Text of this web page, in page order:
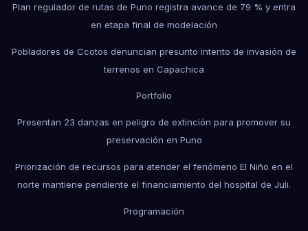
Plan regulador de rutas de Puno registra avance de 79 % y entra
en etapa final de modelación
Pobladores de Ccotos denuncian presunto intento de invasión de
terrenos en Capachica
Portfolio
Presentan 23 danzas en peligro de extinción para promover su
preservación en Puno
Priorización de recursos para atender el fenómeno El Niño en el
norte mantiene pendiente el financiamiento del hospital de Juli.
Programación